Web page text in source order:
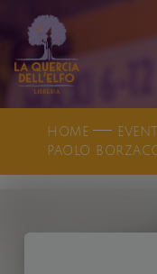
HOME
EVENTI